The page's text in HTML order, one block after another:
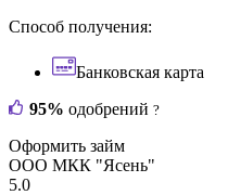
Способ получения:
Банковская карта
95% одобрений ?
Оформить займ
ООО МКК "Ясень"
5.0